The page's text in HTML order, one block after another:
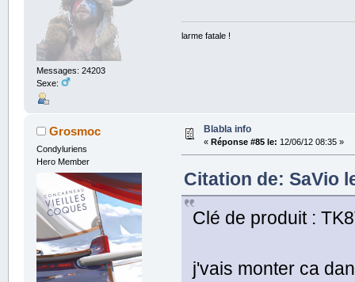
Messages: 24203
Sexe:
larme fatale !
Grosmoc
Condyluriens
Hero Member
Blabla info
« Réponse #85 le: 12/06/12 08:35 »
Citation de: SaVio
Clé de produit :
j'vais monter ca